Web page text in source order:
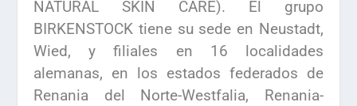
NATURAL SKIN CARE). El grupo
BIRKENSTOCK tiene su sede en Neustadt,
Wied, y filiales en 16 localidades
alemanas, en los estados federados de
Renania del Norte-Westfalia, Renania-